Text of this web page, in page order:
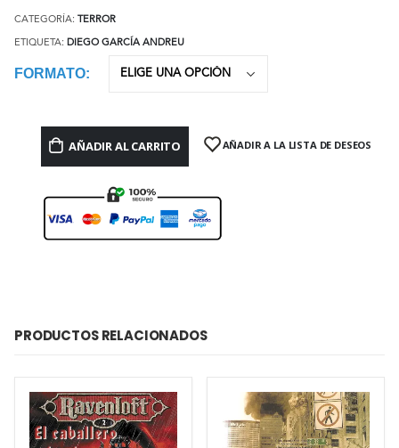
CATEGORÍA: TERROR
ETIQUETA: DIEGO GARCÍA ANDREU
FORMATO
AÑADIR AL CARRITO AÑADIR A LA LISTA DE DESEOS
PRODUCTOS RELACIONADOS